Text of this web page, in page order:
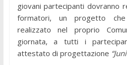
giovani partecipanti dovranno
formatori, un progetto
realizzato nel proprio
giornata, a tutti i
attestato di progettazione